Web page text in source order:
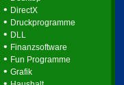
• DirectX
• Druckprogramme
• DLL
• Finanzsoftware
• Fun Programme
• Grafik